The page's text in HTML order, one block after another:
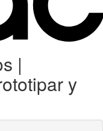
|
y